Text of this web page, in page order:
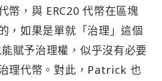
幣，與 ERC20 代幣在區塊
，如果是單就「治理」這個
賦予治理權，似乎沒有必要
理代幣。對此，Patrick 也